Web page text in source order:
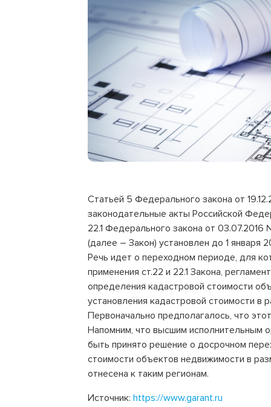
Статьей 5 Федерального закона от
законодательные акты Российской
22.1 Федерального закона от
(далее – Закон) установлен до 1 января
Речь идет о переходном периоде, для
применения ст.22 и 22.1 Закона,
определения кадастровой стоимости
установления кадастровой стоимости в
Первоначально предполагалось, что
Напомним, что высшим исполнительным
быть принято решение о досрочном
стоимости объектов недвижимости в
отнесена к таким регионам.
Источник: https://www.garant.ru